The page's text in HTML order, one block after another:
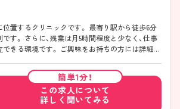
リニックです。 最寄り駅から徒歩6分
少なく、仕事
興味をお持ちの方には詳細の
簡単1分！
この求人について
詳しく聞いてみる